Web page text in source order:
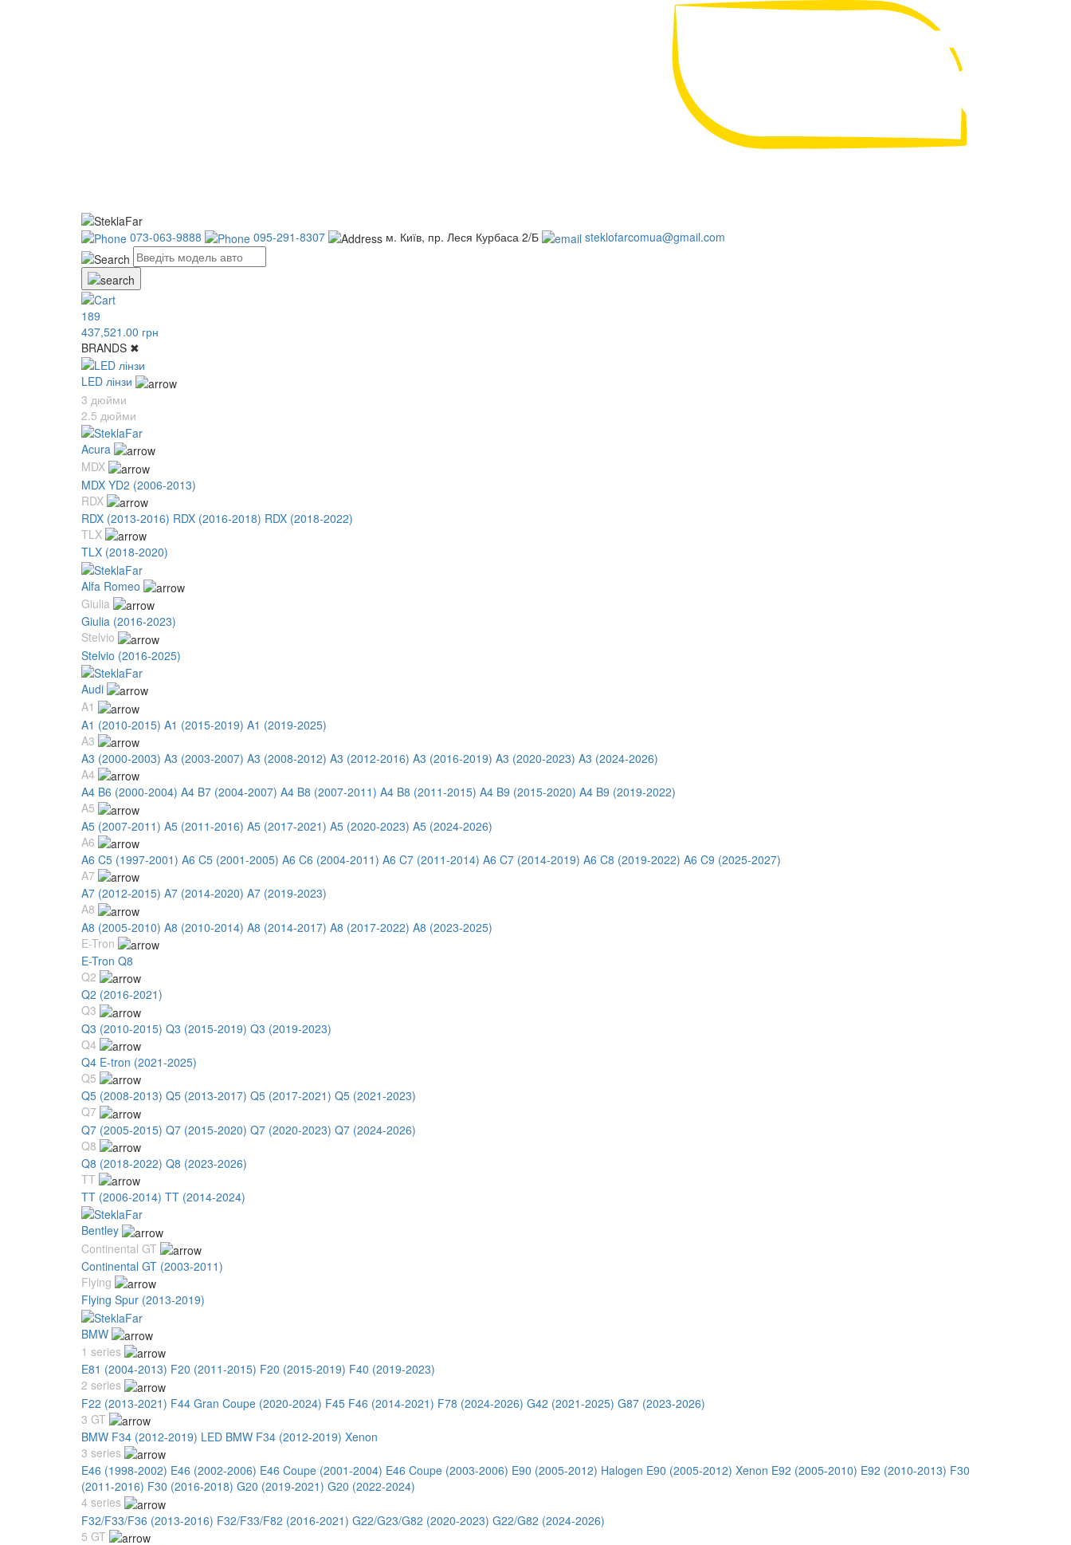
073-063-9888 095-291-8307 м. Київ, пр. Леся Курбаса 2/Б steklofarcomua@gmail.com
189
437,521.00 грн
BRANDS ✖
LED лінзи
3 дюйми
2.5 дюйми
Acura
MDX
MDX YD2 (2006-2013)
RDX
RDX (2013-2016) RDX (2016-2018) RDX (2018-2022)
TLX
TLX (2018-2020)
Alfa Romeo
Giulia
Giulia (2016-2023)
Stelvio
Stelvio (2016-2025)
Audi
A1
A1 (2010-2015) A1 (2015-2019) A1 (2019-2025)
A3
A3 (2000-2003) A3 (2003-2007) A3 (2008-2012) A3 (2012-2016) A3 (2016-2019) A3 (2020-2023) A3 (2024-2026)
A4
A4 B6 (2000-2004) A4 B7 (2004-2007) A4 B8 (2007-2011) A4 B8 (2011-2015) A4 B9 (2015-2020) A4 B9 (2019-2022)
A5
A5 (2007-2011) A5 (2011-2016) A5 (2017-2021) A5 (2020-2023) A5 (2024-2026)
A6
A6 C5 (1997-2001) A6 C5 (2001-2005) A6 C6 (2004-2011) A6 C7 (2011-2014) A6 C7 (2014-2019) A6 C8 (2019-2022) A6 C9 (2025-2027)
A7
A7 (2012-2015) A7 (2014-2020) A7 (2019-2023)
A8
A8 (2005-2010) A8 (2010-2014) A8 (2014-2017) A8 (2017-2022) A8 (2023-2025)
E-Tron
E-Tron Q8
Q2
Q2 (2016-2021)
Q3
Q3 (2010-2015) Q3 (2015-2019) Q3 (2019-2023)
Q4
Q4 E-tron (2021-2025)
Q5
Q5 (2008-2013) Q5 (2013-2017) Q5 (2017-2021) Q5 (2021-2023)
Q7
Q7 (2005-2015) Q7 (2015-2020) Q7 (2020-2023) Q7 (2024-2026)
Q8
Q8 (2018-2022) Q8 (2023-2026)
TT
TT (2006-2014) TT (2014-2024)
Bentley
Continental GT
Continental GT (2003-2011)
Flying
Flying Spur (2013-2019)
BMW
1 series
E81 (2004-2013) F20 (2011-2015) F20 (2015-2019) F40 (2019-2023)
2 series
F22 (2013-2021) F44 Gran Coupe (2020-2024) F45 F46 (2014-2021) F78 (2024-2026) G42 (2021-2025) G87 (2023-2026)
3 GT
BMW F34 (2012-2019) LED BMW F34 (2012-2019) Xenon
3 series
E46 (1998-2002) E46 (2002-2006) E46 Coupe (2001-2004) E46 Coupe (2003-2006) E90 (2005-2012) Halogen E90 (2005-2012) Xenon E92 (2005-2010) E92 (2010-2013) F30
(2011-2016) F30 (2016-2018) G20 (2019-2021) G20 (2022-2024)
4 series
F32/F33/F36 (2013-2016) F32/F33/F82 (2016-2021) G22/G23/G82 (2020-2023) G22/G82 (2024-2026)
5 GT